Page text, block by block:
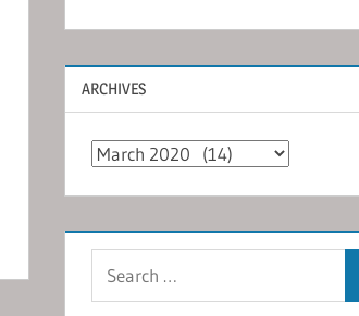
ARCHIVES
Archives